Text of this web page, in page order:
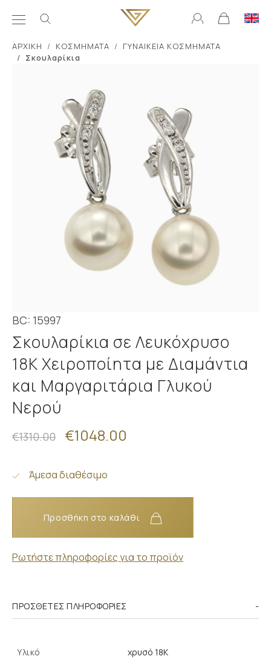
ΑΡΧΙΚΗ ΚΟΣΜΗΜΑΤΑ
ΓΥΝΑΙΚΕΙΑ ΚΟΣΜΗΜΑΤΑ
Σκουλαρίκια
BC: 15997
Σκουλαρίκια σε Λευκόχρυσο
18Κ Χειροποίητα με Διαμάντια
και Μαργαριτάρια Γλυκού
Νερού
€1310.00 €1048.00
Άμεσα διαθέσιμο
Προσθήκη στο καλάθι
Ρωτήστε πληροφορίες για το προϊόν
ΠΡΌΣΘΕΤΕΣ ΠΛΗΡΟΦΟΡΊΕΣ
Υλικό
χρυσό 18K